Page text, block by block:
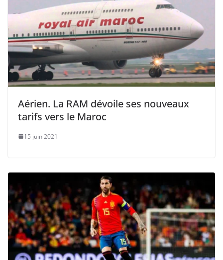
Aérien. La RAM dévoile ses nouveaux
tarifs vers le Maroc
15 juin 2021